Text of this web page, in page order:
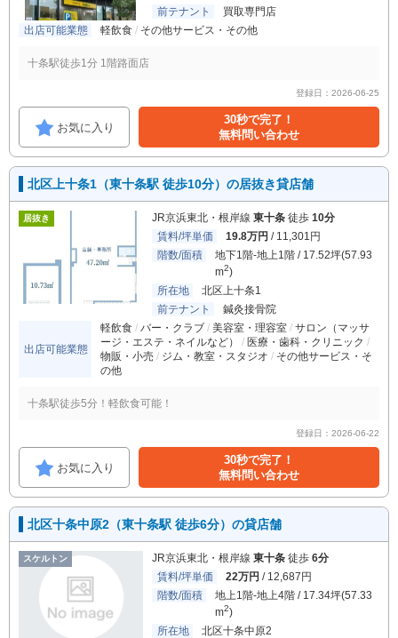
前テナント
買取専門店
出店可能業態
軽飲食 その他サービス・その他
十条駅徒歩1分 1階路面店
登録日：2026-06-25
お気に入り
30秒で完了！
無料問い合わせ
北区上十条1（東十条駅 徒歩10分）の居抜き貸店舗
居抜き JR京浜東北・根岸線 東十条 徒歩 10分
賃料/坪単価
19.8万円 / 11,301円
階数/面積
地下1階-地上1階 / 17.52坪(57.93
m2)
所在地
北区上十条1
前テナント
鍼灸接骨院
出店可能業態
軽飲食 バー・クラブ 美容室・理容室
サロン（マッサ
ージ・エステ・ネイルなど）
医療・歯科・クリニック
物販・小売
ジム・教室・スタジオ
その他サービス・そ
の他
十条駅徒歩5分！軽飲食可能！
登録日：2026-06-22
お気に入り
30秒で完了！
無料問い合わせ
北区十条中原2（東十条駅 徒歩6分）の貸店舗
スケルトン JR京浜東北・根岸線 東十条 徒歩 6分
賃料/坪単価
22万円 / 12,687円
階数/面積
地上1階-地上4階 / 17.34坪(57.33
m2)
所在地
北区十条中原2